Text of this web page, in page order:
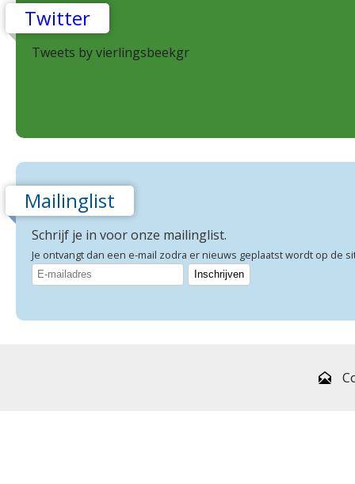
Twitter
Tweets by vierlingsbeekgr
Mailinglist
Schrijf je in voor onze mailinglist.
Je ontvangt dan een e-mail zodra er nieuws geplaatst wordt op de